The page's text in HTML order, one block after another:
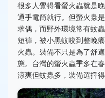
很多人覺得看螢火蟲就是
通手電筒就行。但螢火蟲
求偶，而野外環境常有蚊
短褲，被小黑蚊咬到整晚
火蟲。裝備不只是為了舒
態。台灣的螢火蟲季多在
涼爽但蚊蟲多，裝備選擇